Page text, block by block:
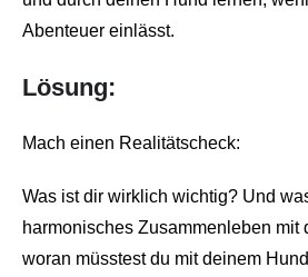
Abenteuer einlässt.
Lösung:
Mach einen Realitätscheck:
Was ist dir wirklich wichtig? Und
harmonisches Zusammenleben mit
woran müsstest du mit deinem